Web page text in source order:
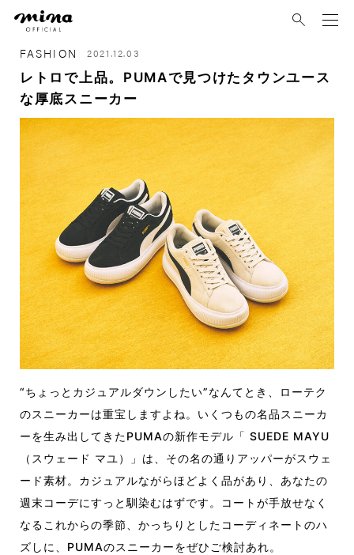
FASHION 2021.12.03
レトロで上品。PUMAで見つけたタウンユース
な厚底スニーカー
“ちょっとカジュアルダウンしたい”なんてとき、ローテク
のスニーカーは重宝しますよね。いくつもの名品スニーカ
ーを生み出してきたPUMAの新作モデル「 SUEDE MAYU
（スウェード マユ）」は、その名の通りアッパーがスウェ
ード素材。カジュアルながらほどよく品があり、あなたの
週末コーデにすっと馴染むはずです。コートが手放せなく
なるこれからの季節、かっちりとしたコーディネートのハ
ズしに、PUMAのスニーカーをぜひご検討あれ。